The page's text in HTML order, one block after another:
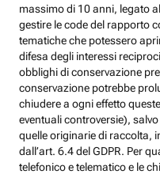
massimo di 10 anni, legato
gestire le code del rapporto
tematiche che potessero
difesa degli interessi
obblighi di conservazione
conservazione potrebbe
chiudere a ogni effetto
eventuali controversie),
quelle originarie di raccolta,
dall’art. 6.4 del GDPR. Per
telefonico e telematico e le